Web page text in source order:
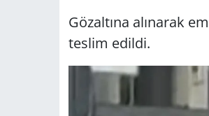
Gözaltına alınarak
teslim edildi.